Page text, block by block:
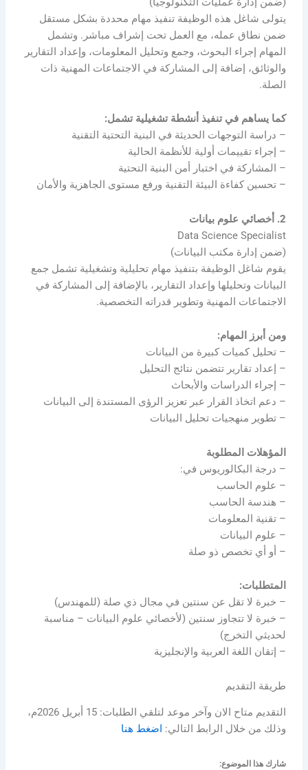
يتولى شاغل هذه الوظيفة تنفيذ مهام محددة بشكل مستقل
ضمن نطاق عمله، مع العمل تحت إشراف مباشر. وتشمل
المهام إجراء البحوث، وجمع وتحليل المعلومات، وإعداد التقارير
والوثائق، إضافة إلى المشاركة في الاجتماعات المهنية ذات
الصلة.
كما يساهم في تنفيذ أنشطة تشغيلية تشمل:
– دراسة التوجهات الحديثة في البنية التحتية التقنية
– إجراء تقييمات أولية للأنظمة الحالية
– المشاركة في اختبار أمن البنية التحتية
– تحسين كفاءة البيئة التقنية ورفع مستوى الجاهزية والأمان
2. أخصائي علوم بيانات
Data Science Specialist
(ضمن إدارة مكتب البيانات)
يقوم شاغل الوظيفة بتنفيذ مهام تحليلية وتشغيلية تشمل جمع
البيانات وتحليلها وإعداد التقارير، بالإضافة إلى المشاركة في
الاجتماعات المهنية وتطوير قدراته التخصصية.
ومن أبرز المهام:
– تحليل كميات كبيرة من البيانات
– إعداد تقارير تتضمن نتائج التحليل
– إجراء الدراسات والأبحاث
– دعم اتخاذ القرار عبر تعزيز الرؤى المستندة إلى البيانات
– تطوير منهجيات تحليل البيانات
المؤهلات المطلوبة
– درجة البكالوريوس في:
– علوم الحاسب
– هندسة الحاسب
– تقنية المعلومات
– علوم البيانات
– أو أي تخصص ذو صلة
المتطلبات:
– خبرة لا تقل عن سنتين في مجال ذي صلة (للمهندس)
– خبرة لا تتجاوز سنتين (لأخصائي علوم البيانات – مناسبة
لحديثي التخرج)
– إتقان اللغة العربية والإنجليزية
طريقة التقديم
التقديم متاح الان وآخر موعد لتلقي الطلبات: 15 أبريل 2026م،
وذلك من خلال الرابط التالي: اضغط هنا
شارك هذا الموضوع: